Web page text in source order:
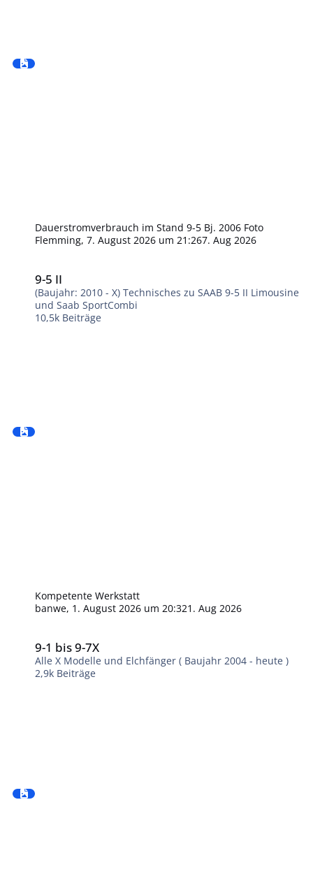
Dauerstromverbrauch im Stand 9-5 Bj. 2006 Foto
Flemming,7. August 2026 um 21:267. Aug 2026
9-5 II
(Baujahr: 2010 - X) Technisches zu SAAB 9-5 II Limousine
und Saab SportCombi
10,5k Beiträge
Kompetente Werkstatt
banwe, 1. August 2026 um 20:321. Aug 2026
9-1 bis 9-7X
Alle X Modelle und Elchfänger ( Baujahr 2004 - heute )
2,9k Beiträge